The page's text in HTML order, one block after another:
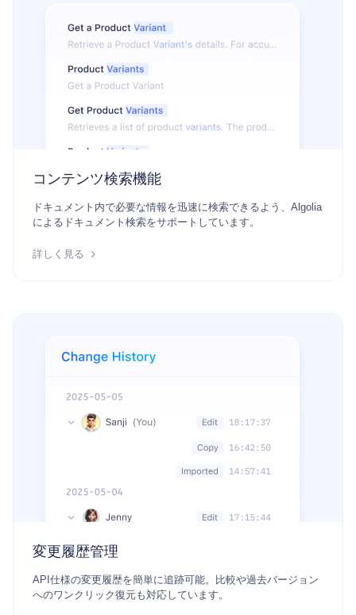
コンテンツ検索機能
ドキュメント内で必要な情報を迅速に検索できるよう、Algolia
によるドキュメント検索をサポートしています。
詳しく見る
変更履歴管理
API仕様の変更履歴を簡単に追跡可能。比較や過去バージョン
へのワンクリック復元も対応しています。